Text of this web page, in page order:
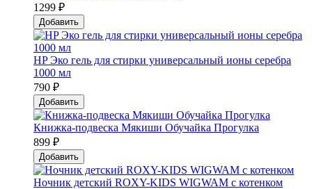
1299 ₽
Добавить
HP Эко гель для стирки универсальный ионы серебра
1000 мл
790 ₽
Добавить
Книжка-подвеска Мякиши Обучайка Прогулка
899 ₽
Добавить
Ночник детский ROXY-KIDS WIGWAM с котенком